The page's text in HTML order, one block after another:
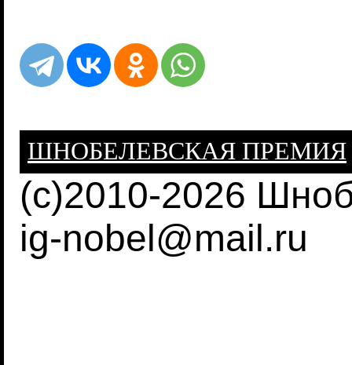
ШНОБЕЛЕВСКАЯ ПРЕМИЯ
(c)2010-2026
ig-nobel@mail.ru